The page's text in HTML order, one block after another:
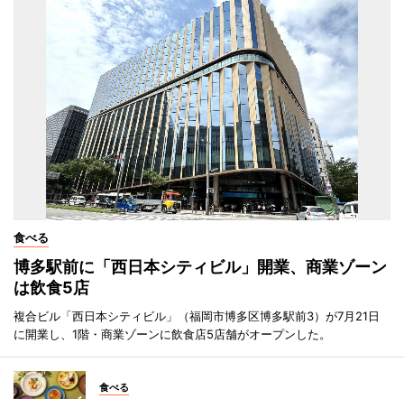
食べる
博多駅前に「西日本シティビル」開業、商業ゾーン
は飲食5店
複合ビル「西日本シティビル」（福岡市博多区博多駅前3）が7月21日
に開業し、1階・商業ゾーンに飲食店5店舗がオープンした。
食べる